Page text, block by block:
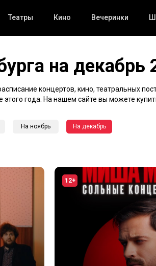
Театры Кино Вечеринки
на декабрь
концертов, кино, театральных
этого года. На нашем сайте вы можете
На ноябрь На декабрь
12+